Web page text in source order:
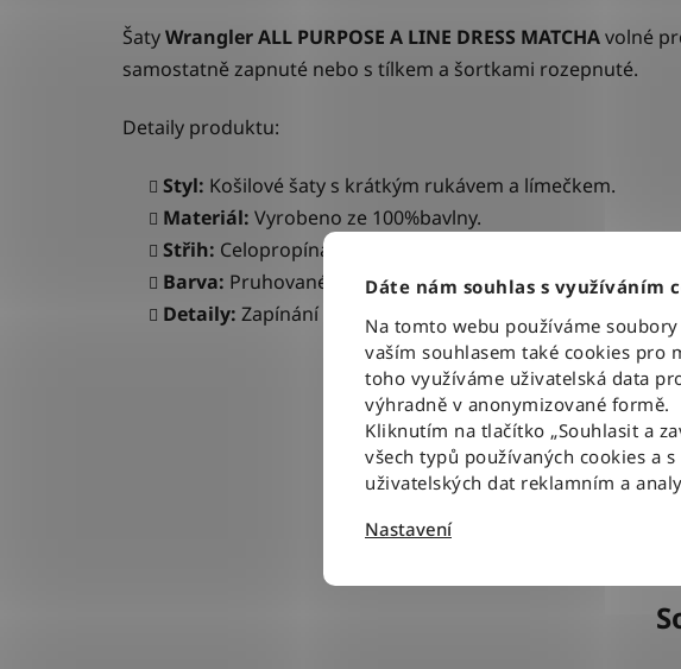
Dáte nám souhlas s využíváním
Na tomto webu používáme
vaším souhlasem také cookies pro
toho využíváme uživatelská data
výhradně v anonymizované formě.
Kliknutím na tlačítko „Souhlasit a
všech typů používaných cookies a
uživatelských dat reklamním a
Nastavení
ŠatyWrangler ALL PURPOSE A LINE DRESS MATCHAvolné
samostatně zapnuté nebo s tílkem a šortkami rozepnuté.
Detaily produktu:
Styl: Košilové šaty s krátkým rukávem a límečkem.
Materiál: Vyrobeno ze 100%bavlny.
Střih: Celopropínací šaty Áčkového volného střihu
Barva: Pruhované - bílozelené.
Detaily: Zapínání na knoflík v barvě šatů, jedna náprsní